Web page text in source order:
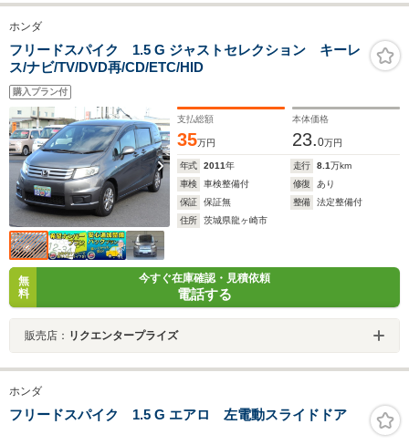
ホンダ
フリードスパイク 1.5 G ジャストセレクション キーレ
ス/ナビ/TV/DVD再/CD/ETC/HID
購入プラン付
支払総額
35万円
本体価格
23.0万円
年式 2011年 走行 8.1万km
車検
車検整備付 修復
あり
保証
保証無 整備
法定整備付
住所
茨城県龍ヶ崎市
無
料
今すぐ在庫確認・見積依頼
電話する
販売店： リクエンタープライズ
ホンダ
フリードスパイク 1.5 G エアロ 左電動スライドドア